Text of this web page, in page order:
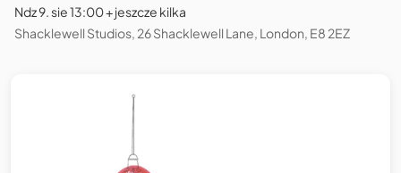
Ndz 9. sie 13:00 + jeszcze kilka
Shacklewell Studios, 26 Shacklewell Lane, London, E8 2EZ